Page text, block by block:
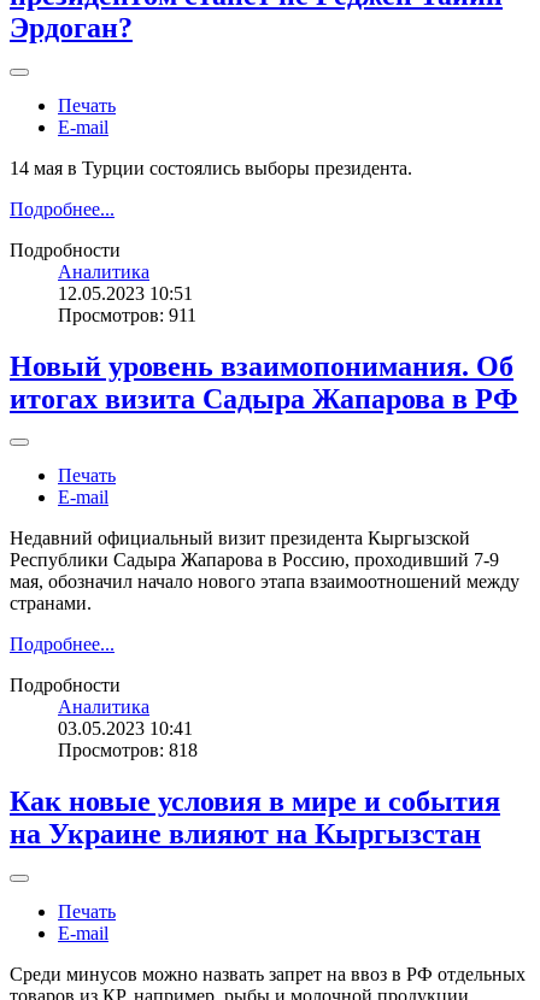
Эрдоган?
Печать
E-mail
14 мая в Турции состоялись выборы президента.
Подробнее...
Подробности
Аналитика
12.05.2023 10:51
Просмотров: 911
Новый уровень взаимопонимания. Об
итогах визита Садыра Жапарова в РФ
Печать
E-mail
Недавний официальный визит президента Кыргызской
Республики Садыра Жапарова в Россию, проходивший 7-9
мая, обозначил начало нового этапа взаимоотношений между
странами.
Подробнее...
Подробности
Аналитика
03.05.2023 10:41
Просмотров: 818
Как новые условия в мире и события
на Украине влияют на Кыргызстан
Печать
E-mail
Среди минусов можно назвать запрет на ввоз в РФ отдельных